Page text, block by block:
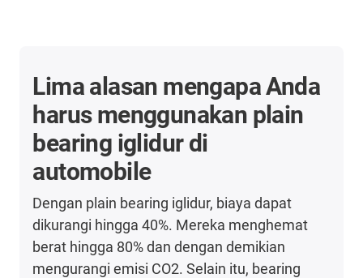
Lima alasan mengapa Anda
harus menggunakan plain
bearing iglidur di
automobile
Dengan plain bearing iglidur, biaya dapat
dikurangi hingga 40%. Mereka menghemat
berat hingga 80% dan dengan demikian
mengurangi emisi CO2. Selain itu, bearing